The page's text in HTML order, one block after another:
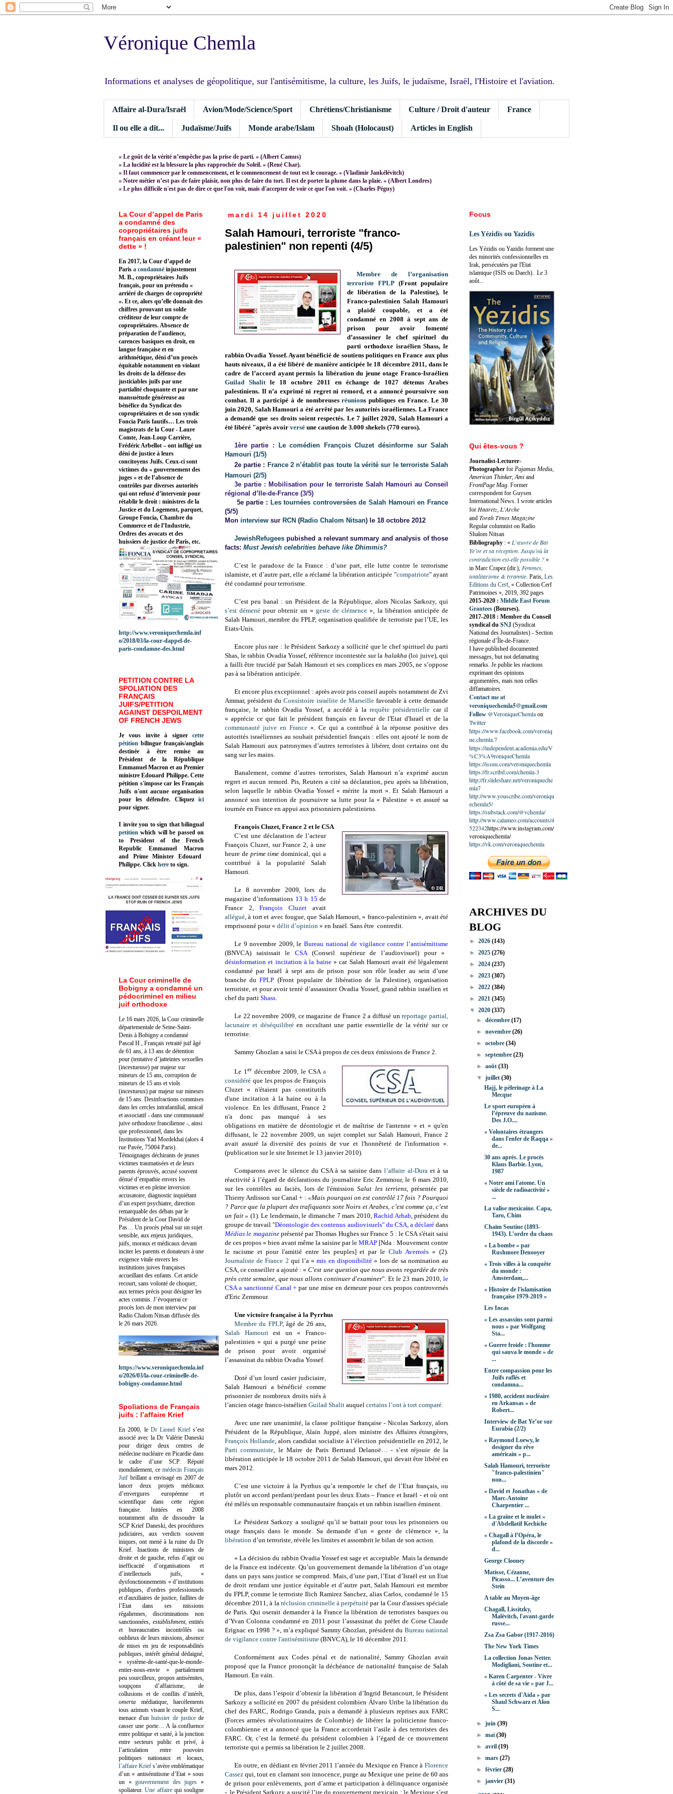
Véronique Chemla
Informations et analyses de géopolitique, sur l'antisémitisme, la culture, les Juifs, le judaïsme, Israël, l'Histoire et l'aviation.
Affaire al-Dura/Israël Avion/Mode/Science/Sport Chrétiens/Christianisme Culture / Droit d'auteur France
Il ou elle a dit... Judaïsme/Juifs Monde arabe/Islam Shoah (Holocaust) Articles in English
« Le goût de la vérité n’empêche pas la prise de parti. » (Albert Camus)
« La lucidité est la blessure la plus rapprochée du Soleil. » (René Char).
« Il faut commencer par le commencement, et le commencement de tout est le courage. » (Vladimir Jankélévitch)
« Notre métier n’est pas de faire plaisir, non plus de faire du tort. Il est de porter la plume dans la plaie. » (Albert Londres)
« Le plus difficile n'est pas de dire ce que l'on voit, mais d'accepter de voir ce que l'on voit. » (Charles Péguy)
mardi 14 juillet 2020
Salah Hamouri, terroriste "franco-
palestinien" non repenti (4/5)
Membre de l’organisation
terroriste FPLP(Front populaire
de libération de la Palestine), le
Franco-palestinien Salah Hamouri
a plaidé coupable, et a été
condamné en 2008 à sept ans de
prison pour avoir fomenté
d’assassiner le chef spirituel du
parti orthodoxe israélien Shass, le
rabbin Ovadia Yossef. Ayant bénéficié de soutiens politiques en France aux plus
hauts niveaux, il a été libéré de manière anticipée le 18 décembre 2011, dans le
cadre de l’accord ayant permis la libération du jeune otage Franco-Israélien
Guilad Shalitle 18 octobre 2011 en échange de 1027 détenus Arabes
palestiniens. Il n’a exprimé ni regret ni remord, et a annoncé poursuivre son
combat. Il a participé à de nombreusesréunions publiques en France.Le 30
juin 2020, Salah Hamouri a été arrêté par les autorités israéliennes. La France
a demandé que ses droits soient respectés. Le 7 juillet 2020, Salah Hamouri a
été libéré "après avoir versé une caution de 3.000 shekels (770 euros).
1ère partie : Le comédien François Cluzet désinforme sur Salah
Hamouri (1/5)
2e partie : France 2 n’établit pas toute la vérité sur le terroriste Salah
Hamouri (2/5)
3e partie : Mobilisation pour le terroriste Salah Hamouri au Conseil
régional d’Ile-de-France (3/5)
5e partie : Les tournées controversées de Salah Hamouri en France
(5/5)
Mon interview sur RCN (Radio Chalom Nitsan) le 18 octobre 2012
JewishRefugeespubished a relevant summary and analysis of those
facts: Must Jewish celebrities behave like Dhimmis?
C’est le paradoxe de la France : d’une part, elle lutte contre le terrorisme
islamiste, et d’autre part, elle a réclamé la libération anticipée "compatriote" ayant
été condamné pour terrorisme.
C’est peu banal : un Président de la République, alors Nicolas Sarkozy, qui
s’est démené pour obtenir un « geste de clémence », la libération anticipée de
Salah Hamouri, membre du FPLP, organisation qualifiée de terroriste par l’UE, les
Etats-Unis.
Encore plus rare : le Président Sarkozy a sollicité que le chef spirituel du parti
Shas, le rabbin Ovadia Yossef, référence incontestée sur la halakha (loi juive), qui
a failli être trucidé par Salah Hamouri et ses complices en mars 2005, ne s’oppose
pas à sa libération anticipée.
Et encore plus exceptionnel : après avoir pris conseil auprès notamment de Zvi
Ammar, président du Consistoire israélite de Marseille favorable à cette demande
française, le rabbin Ovadia Yossef, a accédé à la requête présidentielle car il
« apprécie ce que fait le président français en faveur de l'Etat d'Israël et de la
communauté juive en France ». Ce qui a contribué à la réponse positive des
autorités israéliennes au souhait présidentiel français : elles ont ajouté le nom de
Salah Hamouri aux patronymes d’autres terroristes à libérer, dont certains ont du
sang sur les mains.
Banalement, comme d’autres terroristes, Salah Hamouri n’a exprimé aucun
regret et aucun remord. Pis, Reuters a cité sa déclaration, peu après sa libération,
selon laquelle le rabbin Ovadia Yossef « mérite la mort ». Et Salah Hamouri a
annoncé son intention de poursuivre sa lutte pour la « Palestine » et assuré sa
tournée en France en appui aux prisonniers palestiniens.
François Cluzet, France 2 et le CSA
C’est une déclaration de l’acteur
François Cluzet, sur France 2, à une
heure de prime time dominical, qui a
contribué à la popularité Salah
Hamouri.
Le 8 novembre 2009, lors du
magazine d’informations 13 h 15 de
France 2,François Cluzet avait
allégué, à tort et avec fougue, que Salah Hamouri, « franco-palestinien », avait été
emprisonné pour « délit d’opinion » en Israël. Sans être contredit.
Le 9 novembre 2009, le Bureau national de vigilance contre l’antisémitisme
(BNVCA) saisissait leCSA(Conseil supérieur de l’audiovisuel) pour «
désinformation et incitation à la haine» car Salah Hamouri avait été légalement
condamné par Israël à sept ans de prison pour son rôle leader au sein d’une
branche duFPLP (Front populaire de libération de la Palestine), organisation
terroriste, et pour avoir tenté d’assassiner Ovadia Yossef, grand rabbin israélien et
chef du parti Shass.
Le 22 novembre 2009, ce magazine de France 2 a diffusé unreportage partial,
lacunaire et déséquilibréen occultant une partie essentielle de la vérité sur ce
terroriste.
Sammy Ghozlan a saisi le CSA à propos de ces deux émissions de France 2.
Le 1erdécembre 2009, le CSA a
considéré que les propos de François
Cluzet « n'étaient pas constitutifs
d'une incitation à la haine ou à la
violence. En les diffusant, France 2
n'a donc pas manqué à ses
obligations en matière de déontologie et de maîtrise de l'antenne » et « qu'en
diffusant, le 22 novembre 2009, un sujet complet sur Salah Hamouri, France 2
avait assuré la diversité des points de vue et l'honnêteté de l'information ».
(publication sur le site Internet le 13 janvier 2010).
Comparons avec le silence du CSA à sa saisine dansl’affaire al-Duraet à sa
réactivité à l’égard de déclarations du journaliste Eric Zemmour, le 6 mars 2010,
sur les contrôles au faciès, lors de l'émissionSalut les terriens, présentée par
Thierry Ardisson sur Canal + :«Mais pourquoi on est contrôlé 17 fois ? Pourquoi
? Parce que la plupart des trafiquants sont Noirs et Arabes, c’est comme ça, c’est
un fait » (1).Le lendemain, le dimanche 7 mars 2010,Rachid Arhab, président du
groupe de travail "Déontologie des contenus audiovisuels" du CSA, a déclarédans
Médias le magazineprésenté par Thomas Hughes sur France 5 : le CSA s'était saisi
de ces propos « bien avant même la saisine parle MRAP [Nda : Mouvement contre
le racisme et pour l'amitié entre les peuples] et par leClub Averroès » (2).
Journaliste de France 2 qui l’a «mis en disponibilité» lors de sa nomination au
CSA, ce conseiller a ajouté : «C'est une question que nous avons regardée de très
près cette semaine, que nous allons continuer d'examiner". Et le 23 mars 2010,le
CSA a sanctionné Canal + par une mise en demeure pour ces propos controversés
d'Eric Zemmour.
Une victoire française à la Pyrrhus
Membre du FPLP, âgé de 26 ans,
Salah Hamouriest un « Franco-
palestinien » qui a purgé une peine
de prison pour avoir organisé
l’assassinat du rabbin Ovadia Yossef.
Doté d’un lourd casier judiciaire,
Salah Hamouri a bénéficié comme
prisonnier de nombreux droits niés à
l’ancien otage franco-israélien Guilad Shalit auquel certains l’ont à tort comparé.
Avec une rare unanimité, la classe politique française - Nicolas Sarkozy, alors
Président de la République, Alain Juppé, alors ministre des Affaires étrangères,
François Hollande, alors candidat socialiste à l’élection présidentielle en 2012, le
Parti communiste, le Maire de Paris Bertrand Delanoë… - s’est réjouie de la
libération anticipée le 18 octobre 2011 de Salah Hamouri, qui devait être libéré en
mars 2012.
C’est une victoire à la Pyrrhus qu’a remportée le chef de l’Etat français, ou
plutôt un accord perdant/perdant pour les deux Etats – France et Israël - et où ont
été mêlés un responsable communautaire français et un rabbin israélien éminent.
Le Président Sarkozy a souligné qu’il se battait pour tous les prisonniers ou
otage français dans le monde. Sa demande d’un « geste de clémence », la
libération d’un terroriste, révèle les limites et assombrit le bilan de son action.
« La décision du rabbin Ovadia Yossef est sage et acceptable. Mais la demande
de la France est indécente. Qu’un gouvernement demande la libération d’un otage
dans un pays sans justice se comprend. Mais, d’une part, l’Etat d’Israël est un Etat
de droit rendant une justice équitable et d’autre part, Salah Hamouri est membre
du FPLP, comme le terroriste Ilich Ramirez Sanchez, alias Carlos, condamné le 15
décembre 2011, à la réclusion criminelle à perpétuité par la Cour d'assises spéciale
de Paris. Qui oserait demander à la France la libération de terroristes basques ou
d’Yvan Colonna condamné en 2011 pour l’assassinat du préfet de Corse Claude
Erignac en 1998 ? », m’a expliqué Sammy Ghozlan, président du Bureau national
de vigilance contre l'antisémitisme (BNVCA), le 16 décembre 2011.
Conformément aux Codes pénal et de nationalité, Sammy Ghozlan avait
proposé que la France prononçât la déchéance de nationalité française de Salah
Hamouri. En vain.
De plus, dans l’espoir d’obtenir la libération d’Ingrid Betancourt, le Président
Sarkozy a sollicité en 2007 du président colombien Álvaro Uribe la libération du
chef des FARC, Rodrigo Granda, puis a demandé à plusieurs reprises aux FARC
(Forces armées révolutionnaires de Colombie) de libérer la politicienne franco-
colombienne et a annoncé que la France accorderait l’asile à des terroristes des
FARC. Or, c’est la fermeté du président colombien à l’égard de ce mouvement
terroriste qui a permis sa libération le 2 juillet 2008.
En outre, en dédiant en février 2011 l’année du Mexique en France à Florence
Cassez qui, tout en clamant son innocence, purge au Mexique une peine de 60 ans
de prison pour enlèvements, port d’arme et participation à délinquance organisée
-, le Président Sarkozy a suscité l’ire du gouvernement mexicain ; le Mexique s’est
La Cour d’appel de Paris
a condamné des
copropriétaires juifs
français en créant leur «
dette » !
En 2017, la Cour d’appel de
Paris a condamné injustement
M. B., copropriétaires Juifs
français, pour un prétendu «
arriéré de charges de copropriété
». Et ce, alors qu’elle donnait des
chiffres prouvant un solde
créditeur de leur compte de
copropriétaires. Absence de
préparation de l’audience,
carences basiques en droit, en
langue française et en
arithmétique, déni d’un procès
équitable notamment en violant
les droits de la défense des
justiciables juifs par une
partialité choquante et par une
mansuétude généreuse au
bénéfice du Syndicat des
copropriétaires et de son syndic
Foncia Paris fautifs… Les trois
magistrats de la Cour - Laure
Comte, Jean-Loup Carrière,
Frédéric Arbellot – ont infligé un
déni de justice à leurs
concitoyens Juifs. Ceux-ci sont
victimes du « gouvernement des
juges » et de l’absence de
contrôles par diverses autorités
qui ont refusé d’intervenir pour
rétablir le droit : ministres de la
Justice et du Logement, parquet,
Groupe Foncia, Chambre du
Commerce et de l’Industrie,
Ordres des avocats et des
huissiers de justice de Paris, etc.
http://www.veroniquechemla.inf
o/2018/03/la-cour-dappel-de-
paris-condamne-des.html
PETITION CONTRE LA
SPOLIATION DES
FRANÇAIS
JUIFS/PETITION
AGAINST DESPOILMENT
OF FRENCH JEWS
Je vous invite à signer cette
pétition bilingue français/anglais
destinée à être remise au
Président de la République
Emmanuel Macron et au Premier
ministre Edouard Philippe. Cette
pétition s'impose car les Français
Juifs n'ont aucune organisation
pour les défendre. Cliquez
ici
pour signer.
I invite you to sign that bilingual
petition which will be passed on
to President of the French
Republic Emmanuel Macron
and Prime Minister Edouard
Philippe. Click here to sign.
La Cour criminelle de
Bobigny a condamné un
pédocriminel en milieu
juif orthodoxe
Le 16 mars 2026, la Cour criminelle
départementale de Seine-Saint-
Denis à Bobigny a condamné
Pascal H., Français retraité juif âgé
de 61 ans, à 13 ans de détention
pour (tentative d’)atteintes sexuelles
(incestueuse) par majeur sur
mineurs de 15 ans, corruption de
mineurs de 15 ans et viols
(incestueux) par majeur sur mineurs
de 15 ans. Desinfractions commises
dans les cercles intrafamilial, amical
et associatif - dans une communauté
juive orthodoxe francilienne -, ainsi
que professionnel, dans les
Institutions Yad Mordekhaï (alors 4
rue Pavée, 75004 Paris).
Témoignages déchirants de jeunes
victimes traumatisées et de leurs
parents éprouvés, accusé souvent
dénué d’empathie envers les
victimes et en pleine inversion
accusatoire, diagnostic inquiétant
d’un expert psychiatre, direction
remarquable des débats par le
Président de la Cour David de
Pas… Un procès pénal sur un sujet
sensible, aux enjeux juridiques,
juifs, moraux et médicaux devant
inciter les parents et donateurs à une
exigence vitale envers les
institutions juives françaises
accueillant des enfants. Cet article
recourt, sans volonté de choquer,
aux termes précis pour désigner les
actes commis. J’évoquerai ce
procès lors de mon interview par
Radio Chalom Nitsan diffusée dès
le 26 mars 2026.
https://www.veroniquechemla.inf
o/2026/03/la-cour-criminelle-de-
bobigny-condamne.html
Spoliations de Français
juifs : l’affaire Krief
En 2000, le Dr Lionel Kriefs’est
associé avec la Dr Valérie Daneski
pour diriger deux centres de
médecine nucléaire en Picardie dans
le cadre d’une SCP. Réputé
mondialement, ce médecin Français
Juif brillant a envisagé en 2007 de
lancer deux projets médicaux
d’envergures européenne et
scientifique dans cette région
française. Initiées en 2008
notamment afin de dissoudre la
SCP Krief Daneski, des procédures
judiciaires, aux verdicts souvent
iniques, ont mené à la ruine du Dr
Krief. Inactions de ministres de
droite et de gauche, refus d’agir ou
inefficacité d’organisations et
d’intellectuels juifs, «
dysfonctionnements » d’institutions
publiques, d'ordres professionnels
et d'auxiliaires de justice, faillites de
l’Etat dans ses missions
régaliennes, discriminations non
sanctionnées, establishment, entités
et bureaucraties incontrôlés ou
oublieux de leurs missions, absence
de mises en jeu de responsabilités
publiques, intérêt général dédaigné,
« système-de-santé-que-le-monde-
entier-nous-envie » partialement
peu sourcilleux, propos antisémites,
soupçons d’affairisme, de
collusions et de conflits d’intérêt,
omerta médiatique, harcèlements
tous azimuts visant le couple Krief,
menace d'unhuissier de justicede
casser une porte… A la confluence
entre politique et santé, à la jonction
entre secteurs public et privé, à
l’articulation entre pouvoirs
politiques nationaux et locaux,
l’affaire Krief s’avère emblématique
d’un « antisémitisme d’Etat » sous
un «gouvernement des juges »
spoliateur.Une affairequi souligne
Focus
Les Yézidis ou Yazidis
Les Yézidis ou Yazidis forment une
des minorités confessionnelles en
Irak, persécutées par l'Etat
islamique (ISIS ou Daech). Le 3
août...
Qui êtes-vous ?
Journalist-Lecturer-
Photographer for Pajamas Media,
American Thinker, Ami and
FrontPage Mag. Former
correspondent for Guysen
International News. I wrote articles
for Haaretz, L'Arche
and Torah Times Magazine
Regular columnist on Radio
Shalom Nitsan
Bibliography : « L’œuvre de Bat
Ye’or et sa réception. Jusqu’où la
contradiction est-elle possible ? »
in Marc Crapez (dir.), Femmes,
totalitarisme & tyrannie. Paris, Les
Editions du Cerf, « Collection Cerf
Patrimoines », 2019, 392 pages
2015-2020 : Middle East Forum
Grantees (Bourses).
2017-2018 : Membre du Conseil
syndical du SNJ (Syndicat
National des Journalistes) - Section
régionale d’Île-de-France.
I have published documented
messages, but not defamating
remarks. Je publie les réactions
exprimant des opinions
argumentées, mais non celles
diffamatoires.
Contact me at
veroniquechemla5@gmail.com
Follow @VeroniqueChemlaon
Twitter
https://www.facebook.com/veroniq
ue.chemla.7
https://independent.academia.edu/V
%C3%A9roniqueChemla
https://issuu.com/veroniquechemla
https://fr.scribd.com/chemla-3
http://fr.slideshare.net/veroniqueche
mla7
http://www.youscribe.com/veroniqu
echemla5/
https://substack.com/@vchemla/
http://www.calameo.com/accounts/4
522342https://www.instagram.com/
veroniquechemla/
https://vk.com/veroniquechemla
ARCHIVES DU
BLOG
► 2026 (143)
► 2025 (276)
► 2024 (237)
► 2023 (307)
► 2022 (384)
► 2021 (345)
▼ 2020 (337)
►décembre(17)
►novembre(26)
►octobre(34)
►septembre(23)
►août(33)
▼juillet(30)
Hajj, le pèlerinage à La
Mecque
Le sport européen à
l’épreuve du nazisme.
Des J.O....
« Volontaires étrangers
dans l'enfer de Raqqa »
de...
30 ans après. Le procès
Klaus Barbie. Lyon,
1987
« Notre ami l'atome. Un
siècle de radioactivité »
...
La valise mexicaine. Capa,
Taro, Chim
Chaïm Soutine (1893-
1943). L’ordre du chaos
« La bombe » par
Rushmore Denooyer
« Trois villes à la conquête
du monde :
Amsterdam,...
« Histoire de l'islamisation
française 1979-2019 »
Les Incas
« Les assassins sont parmi
nous » par Wolfgang
Sta...
« Guerre froide : l'homme
qui sauva le monde » de
...
Entre compassion pour les
Juifs raflés et
condamna...
« 1980, accident nucléaire
en Arkansas » de
Robert...
Interview de Bat Ye’or sur
Eurabia (2/2)
« Raymond Loewy, le
designer du rêve
américain » p...
Salah Hamouri, terroriste
"franco-palestinien"
non...
« David et Jonathas » de
Marc-Antoine
Charpentier ...
« La graine et le mulet »
d'Abdellatif Kechiche
« Chagall à l’Opéra, le
plafond de la discorde »
d...
George Clooney
Matisse, Cézanne,
Picasso... L’aventure des
Stein
A table au Moyen-âge
Chagall, Lissitzky,
Malévitch, l'avant-garde
russe...
Zsa Zsa Gabor (1917-2016)
The New York Times
La collection Jonas Netter.
Modigliani, Soutine et...
« Karen Carpenter - Vivre
à côté de sa vie » par J...
« Les secrets d'Aida » par
Shaul Schwarz et Alon
S...
►juin(39)
►mai(30)
►avril(19)
►mars(27)
►février(28)
►janvier(31)